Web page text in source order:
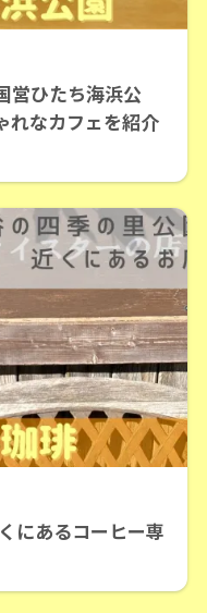
営ひたち海浜公
れなカフェを紹介
にあるコーヒー専